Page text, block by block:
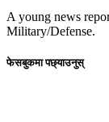
A young news
Military/Defense.
फेसबुकमा पछ्याउनुस्